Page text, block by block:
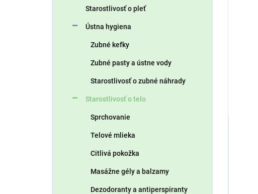
Starostlivosť o pleť
Ústna hygiena
Zubné kefky
Zubné pasty a ústne vody
Starostlivosť o zubné náhrady
Starostlivosť o telo
Sprchovanie
Telové mlieka
Citlivá pokožka
Masážne gély a balzamy
Dezodoranty a antiperspiranty